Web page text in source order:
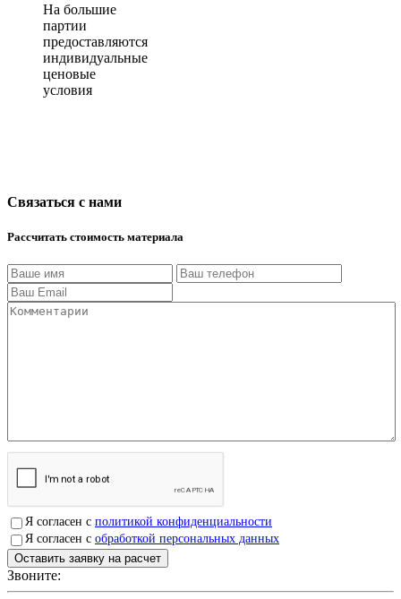
На большие
партии
предоставляются
индивидуальные
ценовые
условия
Связаться с нами
Рассчитать стоимость материала
Я согласен с политикой конфиденциальности
Я согласен с обработкой персональных данных
Звоните: